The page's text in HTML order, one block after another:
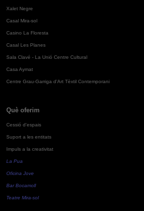
Xalet Negre
Casal Mira-sol
Casino La Floresta
Casal Les Planes
Sala Clavé - La Unió Centre Cultural
Casa Aymat
Centre Grau-Garriga d'Art Tèxtil Contemporani
Què oferim
Cessió d'espais
Suport a les entitats
Impuls a la creativitat
La Pua
Oficina Jove
Bar Bocamoll
Teatre Mira-sol